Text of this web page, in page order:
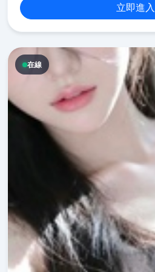
立即進入
在線